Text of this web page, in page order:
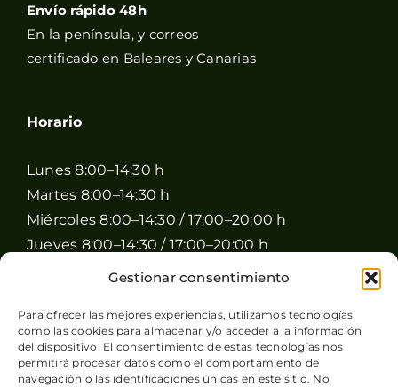
Gestionar consentimiento
Para ofrecer las mejores experiencias, utilizamos tecnologías
como las cookies para almacenar y/o acceder a la información
del dispositivo. El consentimiento de estas tecnologías nos
permitirá procesar datos como el comportamiento de
navegación o las identificaciones únicas en este sitio. No
Envío rápido 48h
En la península, y correos
certificado en Baleares y Canarias
Horario
Lunes 8:00–14:30 h
Martes 8:00–14:30 h
Miércoles 8:00–14:30 / 17:00–20:00 h
Jueves 8:00–14:30 / 17:00–20:00 h
Viernes 8:00–14:30 / 17:00–20:00 h
Domingo Cerrado